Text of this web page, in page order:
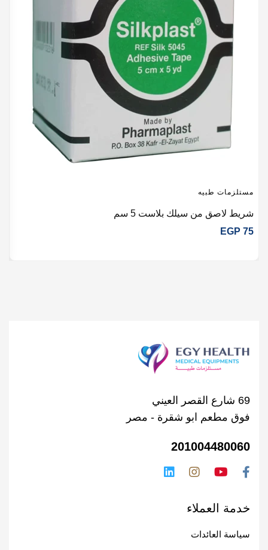
مستلزمات طبيه
شريط لاصق من سيلك بلاست 5 سم
EGP 75
69 شارع القصر العيني
فوق مطعم ابو شقرة - مصر
201004480060
خدمة العملاء
سياسة العائدات